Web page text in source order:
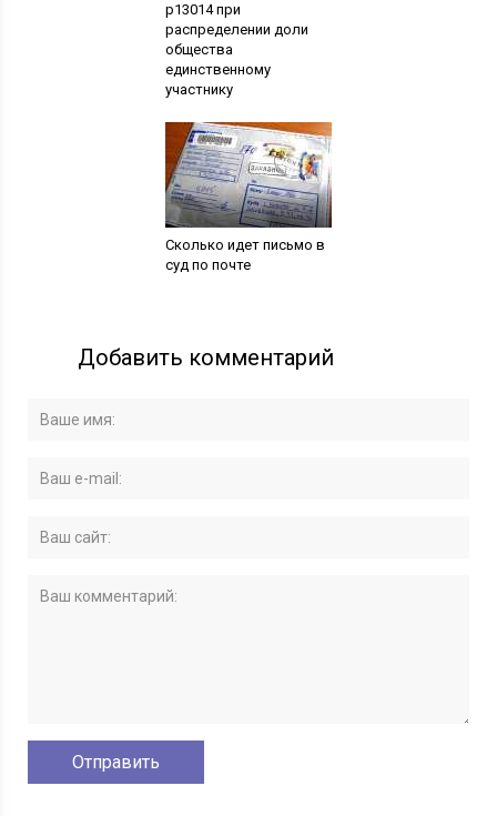
р13014 при
распределении доли
общества
единственному
участнику
Сколько идет письмо в
суд по почте
Добавить комментарий